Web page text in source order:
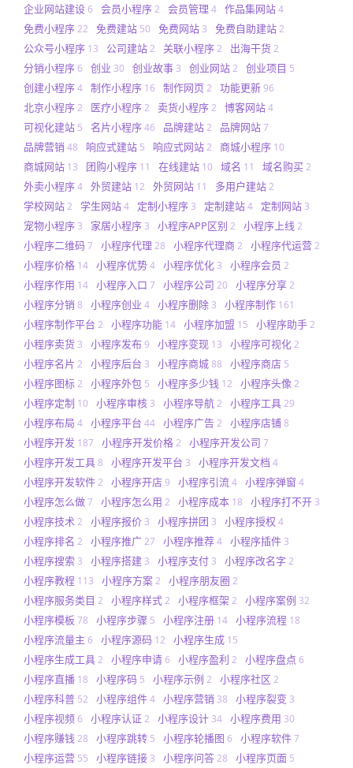
企业网站建设6 会员小程序2 会员管理 4 作品集网站4
免费小程序22 免费建站 50 免费网站 3 免费自助建站2
公众号小程序 13 公司建站2 关联小程序2 出海干货2
分销小程序6 创业 30 创业故事 3 创业网站2 创业项目 5
创建小程序4 制作小程序 16 制作网页 2 功能更新96
北京小程序2 医疗小程序2 卖货小程序2 博客网站4
可视化建站 5 名片小程序46 品牌建站2 品牌网站7
品牌营销 48 响应式建站 5 响应式网站2 商城小程序 10
商城网站 13 团购小程序 11 在线建站 10 域名 11 域名购买2
外卖小程序4 外贸建站 12 外贸网站 11 多用户建站2
学校网站2 学生网站4 定制小程序 3 定制建站4 定制网站 3
宠物小程序 3 家居小程序 3 小程序APP区别 2 小程序上线 2
小程序二维码7 小程序代理 28 小程序代理商2 小程序代运营2
小程序价格 14 小程序优势4 小程序优化 3 小程序会员 2
小程序作用 14 小程序入口 7 小程序公司 20 小程序分享2
小程序分销 8 小程序创业 4 小程序删除 3 小程序制作 161
小程序制作平台 2 小程序功能 14 小程序加盟 15 小程序助手2
小程序卖货 3 小程序发布9 小程序变现 13 小程序可视化2
小程序名片 2 小程序后台 3 小程序商城88 小程序商店 5
小程序图标2 小程序外包 5 小程序多少钱 12 小程序头像 2
小程序定制 10 小程序审核 3 小程序导航2 小程序工具29
小程序布局 4 小程序平台 44 小程序广告2 小程序店铺8
小程序开发 187 小程序开发价格2 小程序开发公司 7
小程序开发工具8 小程序开发平台 3 小程序开发文档 4
小程序开发软件2 小程序开店9 小程序引流4 小程序弹窗 4
小程序怎么做7 小程序怎么用 2 小程序成本 18 小程序打不开 3
小程序技术 2 小程序报价 3 小程序拼团 3 小程序授权 4
小程序排名 2 小程序推广27 小程序推荐4 小程序插件 3
小程序搜索 3 小程序搭建 3 小程序支付 3 小程序改名字 2
小程序教程 113 小程序方案2 小程序朋友圈 2
小程序服务类目 2 小程序样式2 小程序框架 2 小程序案例 32
小程序模板 78 小程序步骤 5 小程序注册 14 小程序流程 18
小程序流量主 6 小程序源码 12 小程序生成 15
小程序生成工具2 小程序申请6 小程序盈利 2 小程序盘点 6
小程序直播 18 小程序码 5 小程序示例 2 小程序社区 2
小程序科普 52 小程序组件4 小程序营销 38 小程序裂变 3
小程序视频6 小程序认证2 小程序设计 34 小程序费用 30
小程序赚钱28 小程序跳转 5 小程序轮播图 6 小程序软件7
小程序运营 55 小程序链接 3 小程序问答28 小程序页面 5